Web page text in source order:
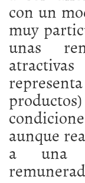
con un
muy
unas
aunque
a una